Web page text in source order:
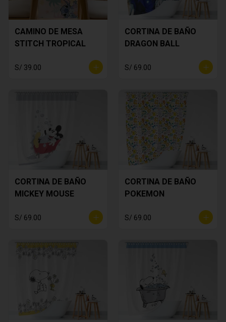
CAMINO DE MESA
STITCH TROPICAL
S/ 39.00
CORTINA DE BAÑO
DRAGON BALL
S/ 69.00
CORTINA DE BAÑO
MICKEY MOUSE
S/ 69.00
CORTINA DE BAÑO
POKEMON
S/ 69.00